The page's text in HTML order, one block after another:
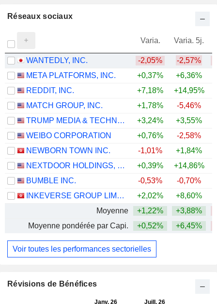
Réseaux sociaux
Varia. Varia. 5j.
WANTEDLY, INC. -2,05% -2,57%
META PLATFORMS, INC.
+0,37% +6,36%
REDDIT, INC.
+7,18% +14,95%
MATCH GROUP, INC.
+1,78% -5,46%
TRUMP MEDIA & TECHNOLOGY GROUP CORP.
+3,24% +3,55%
WEIBO CORPORATION
+0,76% -2,58%
NEWBORN TOWN INC.
-1,01% +1,84%
NEXTDOOR HOLDINGS, INC.
+0,39% +14,86%
BUMBLE INC.
-0,53% -0,70%
INKEVERSE GROUP LIMITED
+2,02% +8,60%
Moyenne
+1,22% +3,88%
Moyenne pondérée par Capi.
+0,52% +6,45%
Voir toutes les performances sectorielles
Révisions de Bénéfices